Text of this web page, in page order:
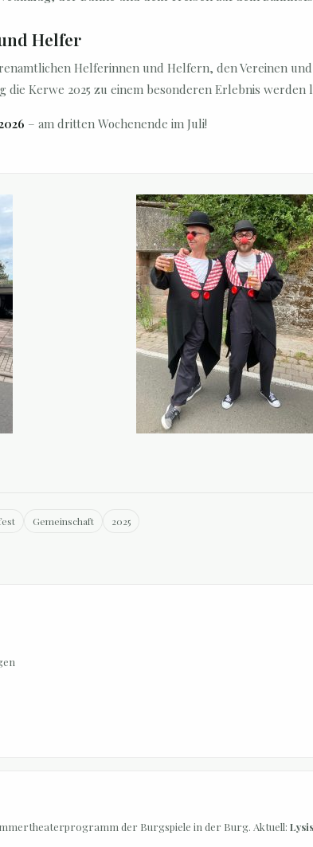
Helfer
Helferinnen und Helfern, den Vereinen
Kerwe 2025 zu einem besonderen Erlebnis werden
– am dritten Wochenende im Juli!
Gemeinschaft 2025
der Burgspiele in der Burg. Aktuell: